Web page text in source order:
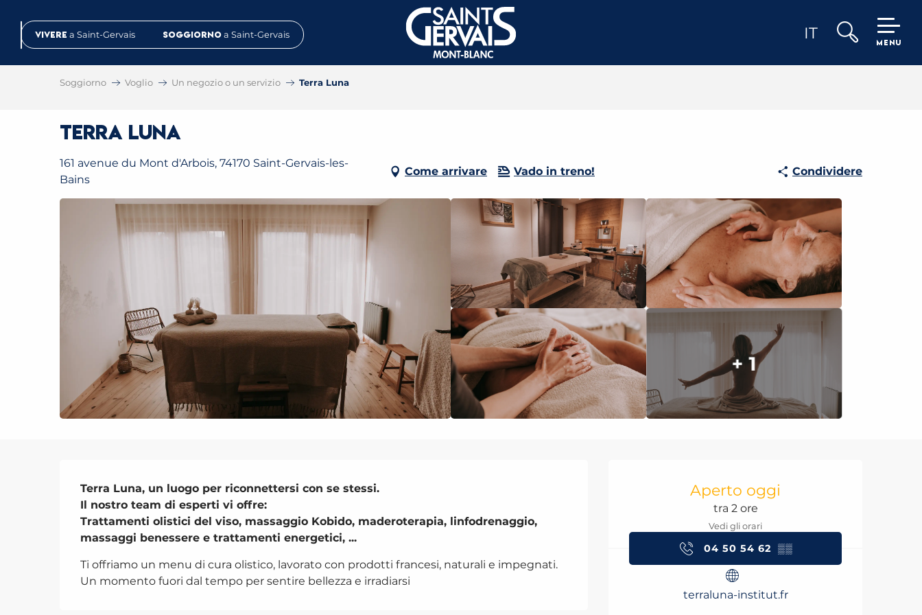
contenu
IT
Vivere a Saint-Gervais Soggiorno a Saint-Gervais
MENU
Soggiorno Voglio Un negozio o un servizio Terra Luna
Terra Luna
161 avenue du Mont d'Arbois, 74170 Saint-Gervais-les-
Bains
Come arrivare Vado in treno! Condividere
+ 1
Orari e contatti
Aperto oggi
tra 2 ore
Vedi gli orari
04 50 54 62 ▒▒
terraluna-institut.fr
Descrizione
Terra Luna, un luogo per riconnettersi con se stessi.
Il nostro team di esperti vi offre:
Trattamenti olistici del viso, massaggio Kobido, maderoterapia, linfodrenaggio,
massaggi benessere e trattamenti energetici, ...
Ti offriamo un menu di cura olistico, lavorato con prodotti francesi, naturali e impegnati.
Un momento fuori dal tempo per sentire bellezza e irradiarsi